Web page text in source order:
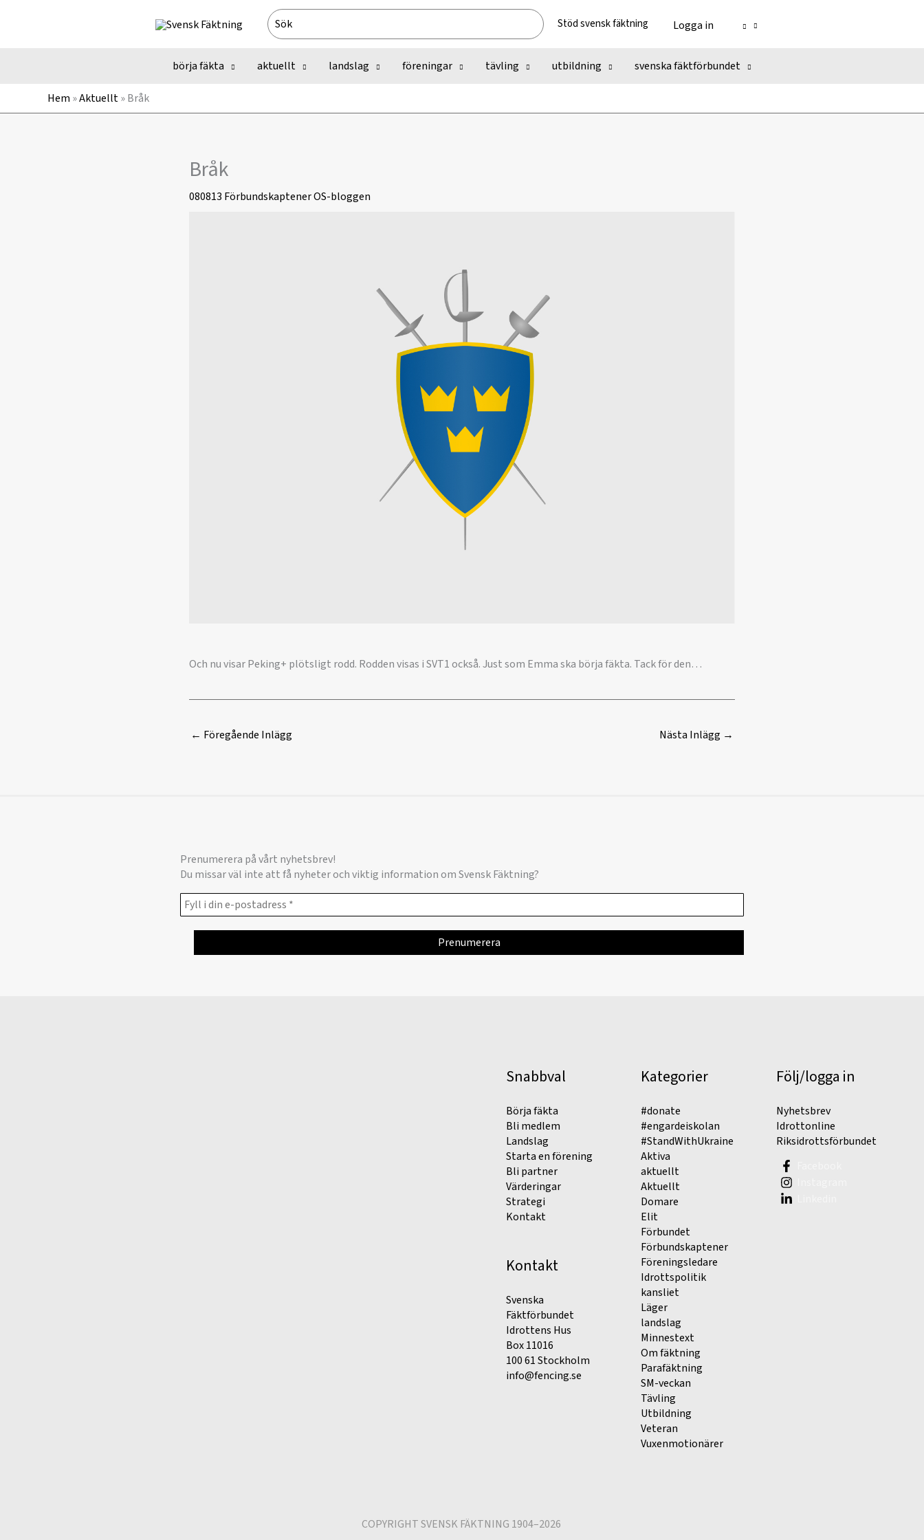
Search
for:
Stöd svensk fäktning Logga in
börja fäkta aktuellt landslag föreningar tävling utbildning svenska fäktförbundet
Hem »Aktuellt»Bråk
Bråk
080813 FörbundskaptenerOS-bloggen
Och nu visar Peking+ plötsligt rodd. Rodden visas i SVT1 också. Just som Emma ska börja fäkta. Tack för den…
← Föregående Inlägg Nästa Inlägg →
Prenumerera på vårt nyhetsbrev!
Du missar väl inte att få nyheter och viktig information om Svensk Fäktning?
Snabbval
Börja fäkta
Bli medlem
Landslag
Starta en förening
Bli partner
Värderingar
Strategi
Kontakt
Kontakt
Svenska
Fäktförbundet
Idrottens Hus
Box 11016
100 61 Stockholm
info@fencing.se
Kategorier
#donate
#engardeiskolan
#StandWithUkraine
Aktiva
aktuellt
Aktuellt
Domare
Elit
Förbundet
Förbundskaptener
Föreningsledare
Idrottspolitik
kansliet
Läger
landslag
Minnestext
Om fäktning
Parafäktning
SM-veckan
Tävling
Utbildning
Veteran
Vuxenmotionärer
Följ/logga in
Nyhetsbrev
Idrottonline
Riksidrottsförbundet
COPYRIGHT SVENSK FÄKTNING 1904–2026